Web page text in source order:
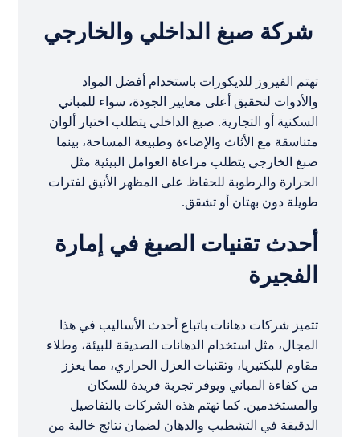
شركة صبغ الداخلي والخارجي
تهتم الفيروز للديكورات باستخدام أفضل المواد
والأدوات لتحقيق أعلى معايير الجودة، سواء للمباني
السكنية أو التجارية. صبغ الداخلي يتطلب اختيار ألوان
متناسقة مع الأثاث والإضاءة وطبيعة المساحة، بينما
صبغ الخارجي يتطلب مراعاة العوامل البيئية مثل
الحرارة والرطوبة للحفاظ على المظهر الأنيق لفترات
طويلة دون بهتان أو تشقق.
أحدث تقنيات الصبغ في إمارة
الفجيرة
تتميز شركات دهانات باتباع أحدث الأساليب في هذا
المجال، مثل استخدام الدهانات الصديقة للبيئة، وطلاء
مقاوم للبكتيريا، وتقنيات العزل الحراري، مما يعزز
من كفاءة المباني ويوفر تجربة فريدة للسكان
والمستخدمين. كما تهتم هذه الشركات بالتفاصيل
الدقيقة في التشطيب والدهان لضمان نتائج خالية من